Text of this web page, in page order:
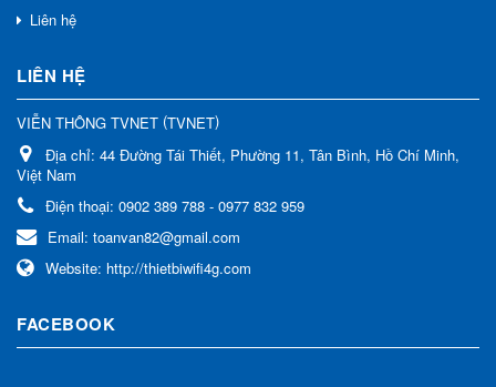
Liên hệ
LIÊN HỆ
VIỄN THÔNG TVNET (TVNET)
Địa chỉ: 44 Đường Tái Thiết, Phường 11, Tân Bình, Hồ Chí Minh,
Việt Nam
Điện thoại: 0902 389 788 - 0977 832 959
Email: toanvan82@gmail.com
Website: http://thietbiwifi4g.com
FACEBOOK